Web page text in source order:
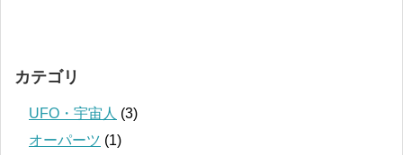
カテゴリ
UFO・宇宙人 (3)
オーパーツ (1)